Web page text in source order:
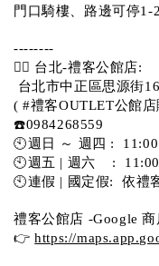
門口騎樓、路邊可停1-
--------
💁‍♀️ 台北-禮客公館店:
台北市中正區思源街
( #禮客OUTLET公館
☎️0984268559
🕙週日 ～ 週四 :
🕙週五 | 週六    :
🕙連假 | 國定假:  依禮
禮客公館店 -Google
👉 https://